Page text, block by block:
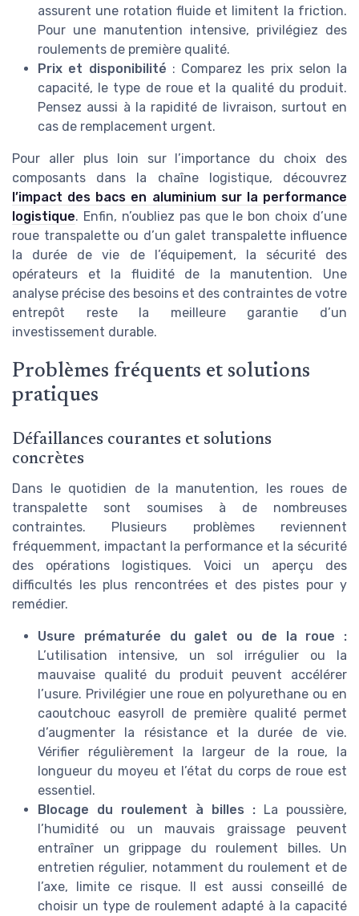
assurent une rotation fluide et limitent la friction.
Pour une manutention intensive, privilégiez des
roulements de première qualité.
Prix et disponibilité : Comparez les prix selon la
capacité, le type de roue et la qualité du produit.
Pensez aussi à la rapidité de livraison, surtout en
cas de remplacement urgent.
Pour aller plus loin sur l’importance du choix des
composants dans la chaîne logistique, découvrez
l’impact des bacs en aluminium sur la performance
logistique. Enfin, n’oubliez pas que le bon choix d’une
roue transpalette ou d’un galet transpalette influence
la durée de vie de l’équipement, la sécurité des
opérateurs et la fluidité de la manutention. Une
analyse précise des besoins et des contraintes de votre
entrepôt reste la meilleure garantie d’un
investissement durable.
Problèmes fréquents et solutions
pratiques
Défaillances courantes et solutions
concrètes
Dans le quotidien de la manutention, les roues de
transpalette sont soumises à de nombreuses
contraintes. Plusieurs problèmes reviennent
fréquemment, impactant la performance et la sécurité
des opérations logistiques. Voici un aperçu des
difficultés les plus rencontrées et des pistes pour y
remédier.
Usure prématurée du galet ou de la roue :
L’utilisation intensive, un sol irrégulier ou la
mauvaise qualité du produit peuvent accélérer
l’usure. Privilégier une roue en polyurethane ou en
caoutchouc easyroll de première qualité permet
d’augmenter la résistance et la durée de vie.
Vérifier régulièrement la largeur de la roue, la
longueur du moyeu et l’état du corps de roue est
essentiel.
Blocage du roulement à billes : La poussière,
l’humidité ou un mauvais graissage peuvent
entraîner un grippage du roulement billes. Un
entretien régulier, notamment du roulement et de
l’axe, limite ce risque. Il est aussi conseillé de
choisir un type de roulement adapté à la capacité